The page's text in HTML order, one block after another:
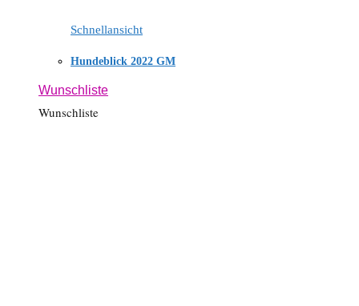
Schnellansicht
Hundeblick 2022 GM
Wunschliste
Wunschliste